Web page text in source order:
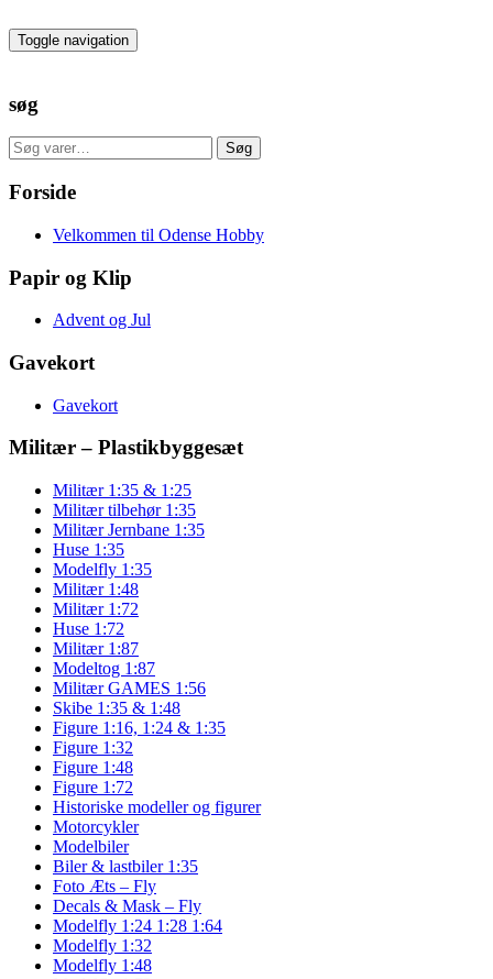
to
the
Toggle navigation
søg
Søg
efter:
Søg
Forside
Velkommen til Odense Hobby
Papir og Klip
Advent og Jul
Gavekort
Gavekort
Militær – Plastikbyggesæt
Militær 1:35 & 1:25
Militær tilbehør 1:35
Militær Jernbane 1:35
Huse 1:35
Modelfly 1:35
Militær 1:48
Militær 1:72
Huse 1:72
Militær 1:87
Modeltog 1:87
Militær GAMES 1:56
Skibe 1:35 & 1:48
Figure 1:16, 1:24 & 1:35
Figure 1:32
Figure 1:48
Figure 1:72
Historiske modeller og figurer
Motorcykler
Modelbiler
Biler & lastbiler 1:35
Foto Æts – Fly
Decals & Mask – Fly
Modelfly 1:24 1:28 1:64
Modelfly 1:32
Modelfly 1:48